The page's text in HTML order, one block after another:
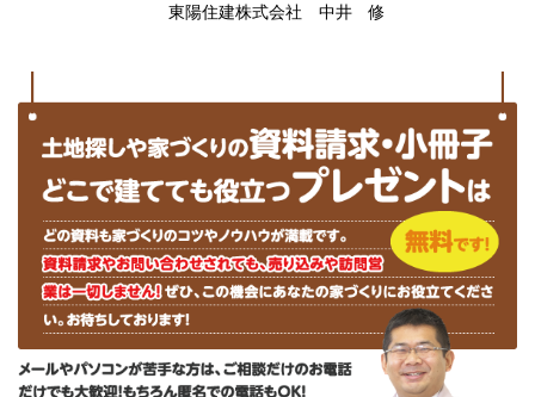
東陽住建株式会社 中井 修